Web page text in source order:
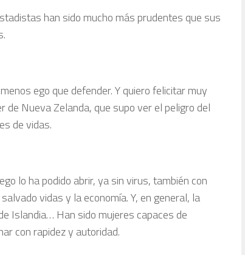
han sido mucho más prudentes que sus
ego que defender. Y quiero felicitar muy
de Nueva Zelanda, que supo ver el peligro del
de vidas.
lo ha podido abrir, ya sin virus, también con
vidas y la economía. Y, en general, la
Islandia… Han sido mujeres capaces de
con rapidez y autoridad.